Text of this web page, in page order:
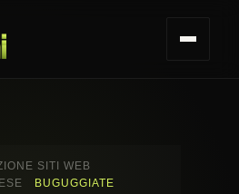
SITI WEB
BUGUGGIATE